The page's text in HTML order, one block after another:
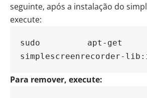
seguinte, após a instalação do
execute:
sudo apt-get
simplescreenrecorder-
Para remover, execute: